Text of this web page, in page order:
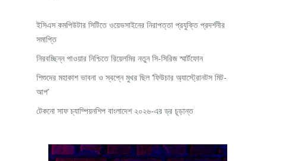
ইসিএস কমপিউটার সিটিতে ওয়েভসাইনের নিরাপত্তা প্রযুক্তি প্রদর্শনীর
সমাপ্তি
নিরবচ্ছিন্ন পাওয়ার নিশ্চিতে রিয়েলমির নতুন সি-সিরিজ স্মার্টফোন
শিশুদের মহাকাশ ভাবনা ও স্বপ্নে মুখর ছিল ‘ফিউচার অ্যাস্ট্রোনটস মিট-
আপ’
টেকনো সাফ চ্যাম্পিয়নশিপ বাংলাদেশ ২০২৬-এর ড্র চূড়ান্ত